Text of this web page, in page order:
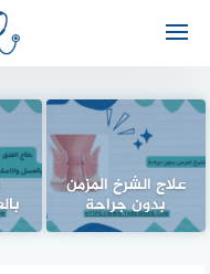
علاج الشرخ المزمن
بدون جراحة